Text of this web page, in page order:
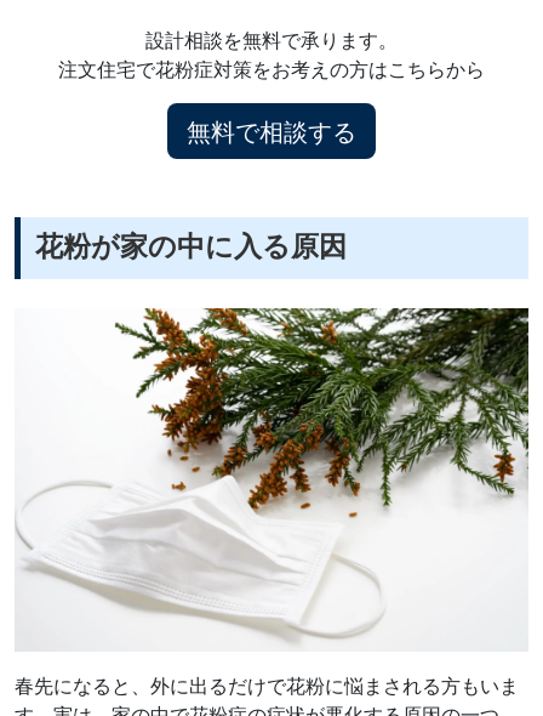
設計相談を無料で承ります。
注文住宅で花粉症対策をお考えの方はこちらから
無料で相談する
花粉が家の中に入る原因
春先になると、外に出るだけで花粉に悩まされる方もいま